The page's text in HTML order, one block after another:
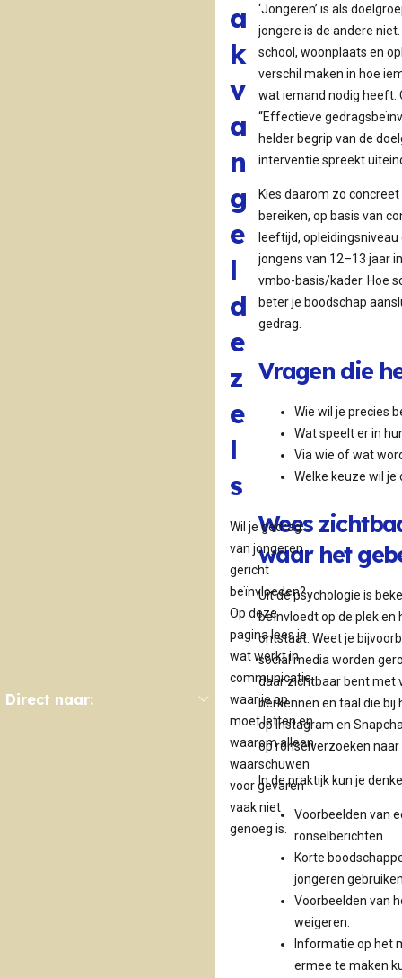
a
k
v
a
n
g
e
l
d
e
z
e
l
s
Wil je gedrag
van jongeren
gericht
beïnvloeden?
Op deze
pagina lees je
wat werkt in
communicatie,
waar je op
moet letten en
waarom alleen
waarschuwen
voor gevaren
vaak niet
genoeg is.
Direct naar:
‘Jongeren’ is als
jongere is de andere
school, woonplaats en
verschil maken in hoe
wat iemand nodig heeft.
“Effectieve
helder begrip van de
interventie spreekt
Kies daarom zo
bereiken, op basis van
leeftijd,
jongens van 12–13 jaar
vmbo-basis/kader. Hoe
beter je boodschap
gedrag.
Vragen die
Wie wil je precies
Wat speelt er in
Via wie of wat
Welke keuze wil
Wees
waar het
Uit de psychologie is
beïnvloedt op de plek
ontstaat. Weet je
social media worden
daar zichtbaar bent met
herkennen en taal die bij
op Instagram en
op ronselverzoeken
In de praktijk kun je
Voorbeelden van
ronselberichten.
Korte
jongeren
Voorbeelden van
weigeren.
Informatie op het
ermee te maken